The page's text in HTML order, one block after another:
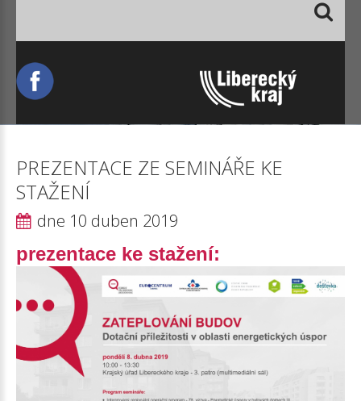
PREZENTACE ZE SEMINÁŘE KE
STAŽENÍ
dne 10 duben 2019
prezentace ke stažení: